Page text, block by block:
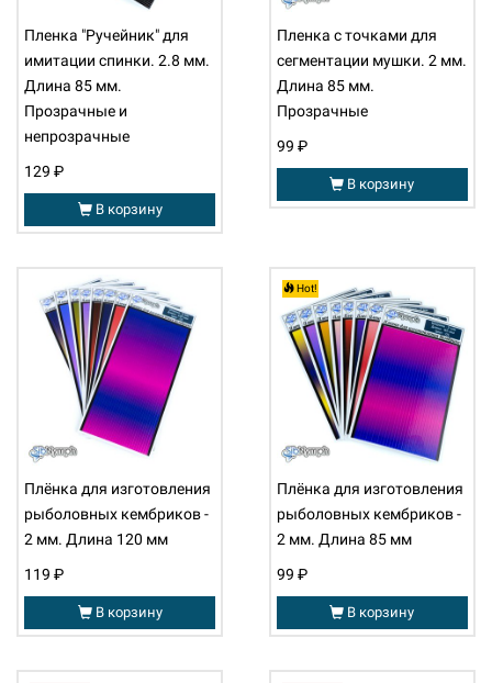
В корзину
Пленка "Ручейник" для
имитации спинки. 2.8 мм.
Длина 85 мм.
Прозрачные и
непрозрачные
129 ₽
В корзину
Пленка с точками для
сегментации мушки. 2 мм.
Длина 85 мм.
Прозрачные
99 ₽
В корзину
Плёнка для изготовления
рыболовных кембриков -
2 мм. Длина 120 мм
119 ₽
Hot!
В корзину
Плёнка для изготовления
рыболовных кембриков -
2 мм. Длина 85 мм
99 ₽